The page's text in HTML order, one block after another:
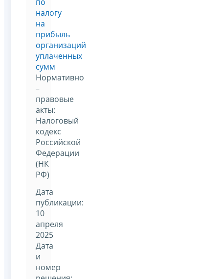
налогу
на
прибыль
организаций
уплаченных
сумм
Нормативно
–
правовые
акты:
Налоговый
кодекс
Российской
Федерации
(НК
РФ)
Дата
публикации:
10
апреля
2025
Дата
и
номер